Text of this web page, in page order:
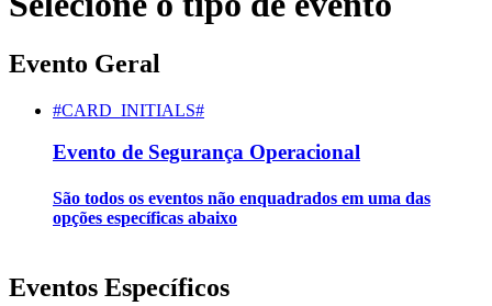
Evento Geral
#CARD_INITIALS#
Evento de Segurança Operacional
São todos os eventos não enquadrados em uma das
opções específicas abaixo
Eventos Específicos